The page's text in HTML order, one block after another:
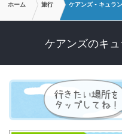
ホーム 旅行 ケアンズ - キュラ
ケアンズのキ